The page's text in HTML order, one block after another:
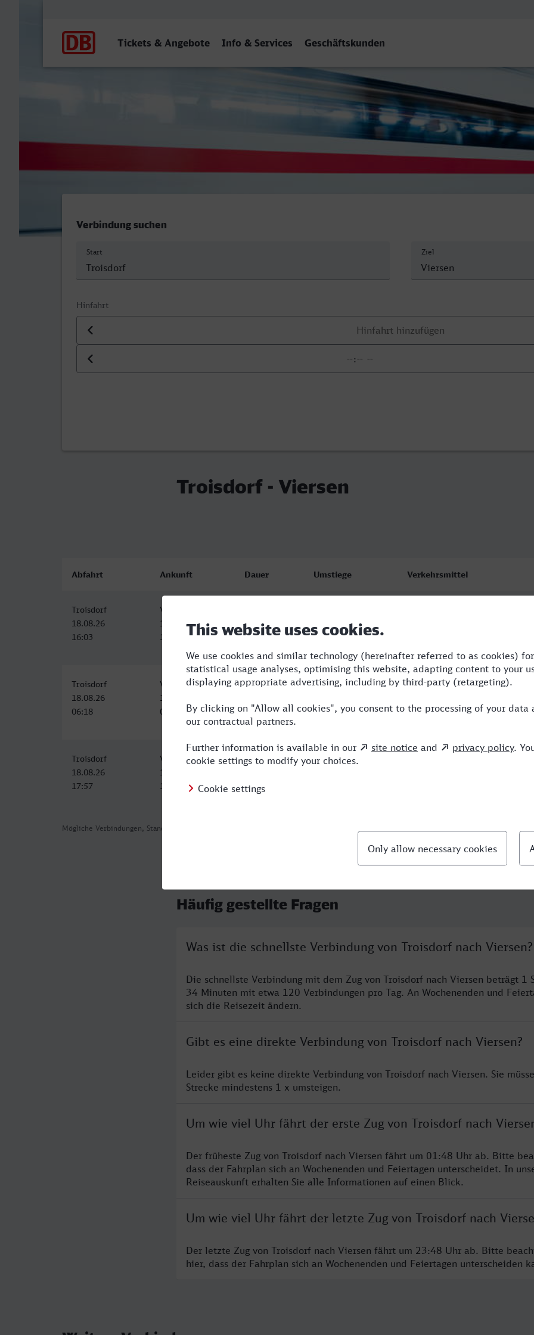
Tickets & Angebote Info & Services Geschäftskunden
Verbindung suchen
Start Ziel
Hinfahrt
Datum der Hinfahrt
Uhrzeit der Hinfahrt
Troisdorf - Viersen
Mögliche Verbindungen, Stand: 2026-08-04 09:30
Abfahrt Ankunft Dauer Umstiege Verkehrsmittel
Troisdorf
18.08.26
16:03
Viersen
18.08.26
17:37
Troisdorf
18.08.26
06:18
Viersen
18.08.26
08:12
1:54 2 RB,RE,ICE
Troisdorf
18.08.26
17:57
Viersen
18.08.26
19:32
1:35 1
Häufig gestellte Fragen
Was ist die schnellste Verbindung von Troisdorf nach Viersen?
Die schnellste Verbindung mit dem Zug von Troisdorf nach Viersen beträgt 1
34 Minuten mit etwa 120 Verbindungen pro Tag. An Wochenenden und
sich die Reisezeit ändern.
Gibt es eine direkte Verbindung von Troisdorf nach Viersen?
Leider gibt es keine direkte Verbindung von Troisdorf nach Viersen. Sie
Strecke mindestens 1 x umsteigen.
Um wie viel Uhr fährt der erste Zug von Troisdorf nach
Der früheste Zug von Troisdorf nach Viersen fährt um 01:48 Uhr ab. Bitte
dass der Fahrplan sich an Wochenenden und Feiertagen unterscheidet. In
Reiseauskunft erhalten Sie alle Informationen auf einen Blick.
Um wie viel Uhr fährt der letzte Zug von Troisdorf nach
Der letzte Zug von Troisdorf nach Viersen fährt um 23:48 Uhr ab. Bitte
hier, dass der Fahrplan sich an Wochenenden und Feiertagen unterscheiden